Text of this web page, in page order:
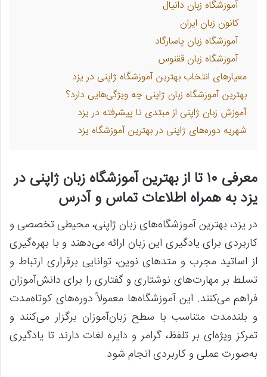
آموزشگاه زبان دانیال
کانون زبان ایران
آموزشگاه زبان پاسارگاد
آموزشگاه زبان ققنوس
معیارهای انتخاب بهترین آموزشگاه ژاپنی در یزد
بهترین آموزشگاه زبان ژاپنی چه ویژگی‌هایی دارد؟
آموزش زبان ژاپنی از مبتدی تا پیشرفته در یزد
شهریه دوره‌های ژاپنی در بهترین آموزشگاه‌ یزد
معرفی ۱۰ تا از بهترین آموزشگاه زبان ژاپنی در
یزدبه همراه اطلاعات تماس و آدرس
در یزد، بهترین آموزشگاه‌های زبان ژاپنی، محیطی تخصصی و
کاربردی برای یادگیری این زبان ارائه می‌دهند و با بهره‌گیری
از اساتید مجرب و متدهای نوین، توانایی برقراری ارتباط و
تسلط بر مهارت‌های نوشتاری و گفتاری را برای دانش‌آموزان
فراهم می‌کنند. این آموزشگاه‌ها معمولاً دوره‌های کوتاه‌مدت
و بلندمدت متناسب با سطح زبان‌آموزان برگزار می‌کنند و
تمرکز ویژه‌ای بر تلفظ، گرامر و دایره لغات دارند تا یادگیری
به‌صورت عملی و کاربردی انجام شود.